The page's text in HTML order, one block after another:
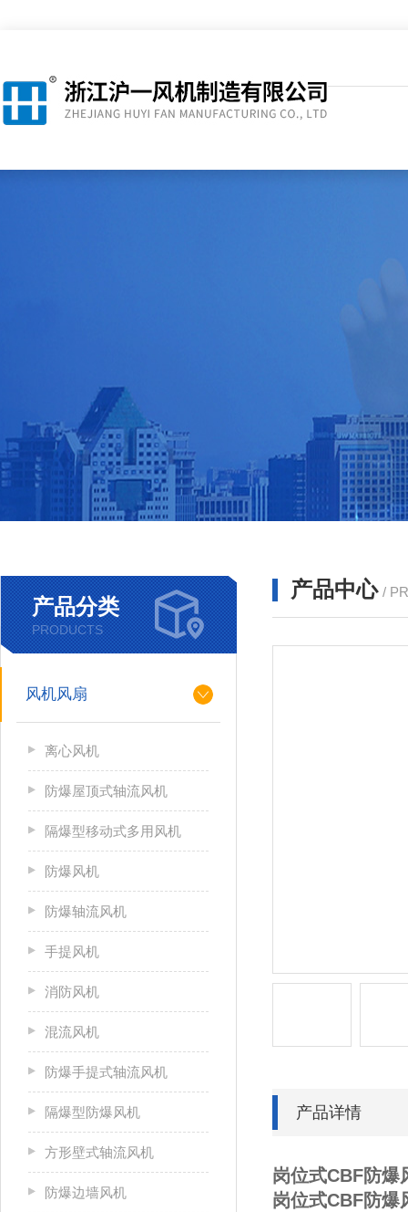
产品分类
PRODUCTS
风机风扇
离心风机
防爆屋顶式轴流风机
隔爆型移动式多用风机
防爆风机
防爆轴流风机
手提风机
消防风机
混流风机
防爆手提式轴流风机
隔爆型防爆风机
方形壁式轴流风机
防爆边墙风机
产品中心 /
产品详情
岗位式CBF防爆
岗位式CBF防爆